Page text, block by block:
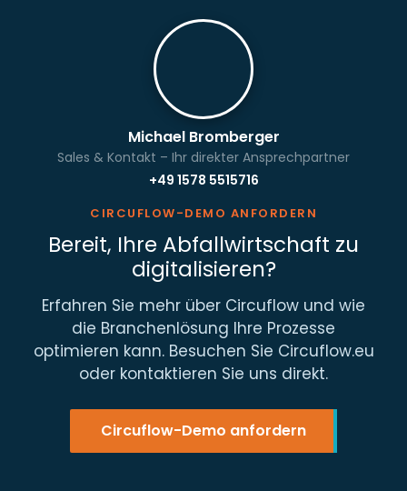
Michael Bromberger
Sales & Kontakt – Ihr direkter Ansprechpartner
+49 1578 5515716
CIRCUFLOW-DEMO ANFORDERN
Bereit, Ihre Abfallwirtschaft zu
digitalisieren?
Erfahren Sie mehr über Circuflow und wie
die Branchenlösung Ihre Prozesse
optimieren kann. Besuchen Sie Circuflow.eu
oder kontaktieren Sie uns direkt.
Circuflow-Demo anfordern